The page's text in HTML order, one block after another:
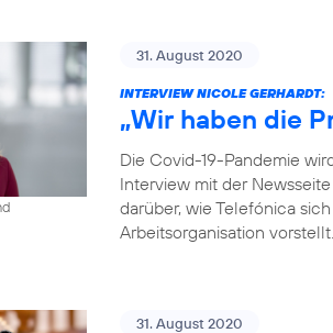
31. August 2020
INTERVIEW NICOLE GERHARDT:
„Wir haben die
Die Covid-19-Pandemie
Interview mit der
darüber, wie Telefónica
Arbeitsorganisation vorstellt.
31. August 2020